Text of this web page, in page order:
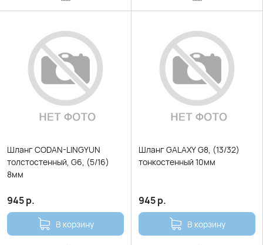
Шланг CODAN-LINGYUN
толстостенный, G6, (5/16)
8мм
945р.
В корзину
Шланг GALAXY G8, (13/32)
тонкостенный 10мм
945р.
В корзину